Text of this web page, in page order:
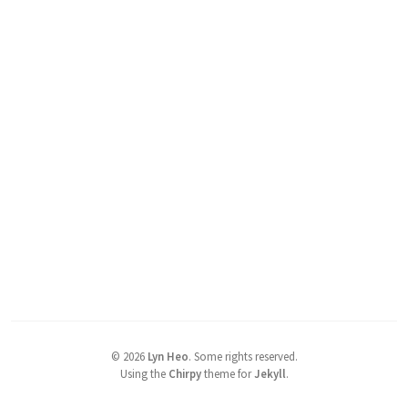
© 2026 Lyn Heo. Some rights reserved.
Using the Chirpytheme forJekyll.